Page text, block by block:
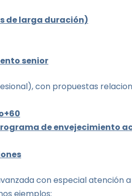
de larga duración)
senior
con propuestas
de envejecimiento
con especial atención